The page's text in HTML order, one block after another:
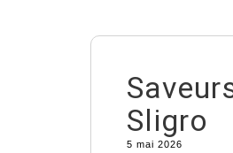
Sligro
5 mai 2026